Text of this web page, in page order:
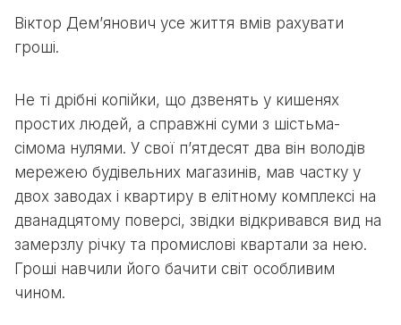
Віктор Дем’янович усе життя вмів рахувати
гроші.
Не ті дрібні копійки, що дзвенять у кишенях
простих людей, а справжні суми з шістьма-
сімома нулями. У свої п’ятдесят два він володів
мережею будівельних магазинів, мав частку у
двох заводах і квартиру в елітному комплексі на
дванадцятому поверсі, звідки відкривався вид на
замерзлу річку та промислові квартали за нею.
Гроші навчили його бачити світ особливим
чином.